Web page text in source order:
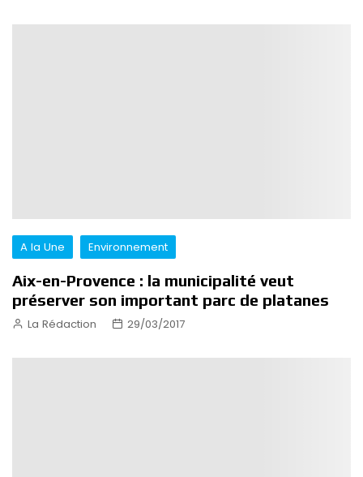
A la Une Environnement
Aix-en-Provence : la municipalité veut
préserver son important parc de platanes
La Rédaction 29/03/2017